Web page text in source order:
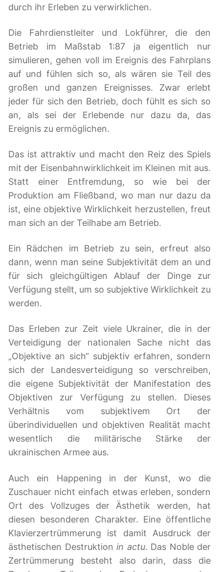
durch ihr Erleben zu verwirklichen.
Die Fahrdienstleiter und Lokführer, die den
Betrieb im Maßstab 1:87 ja eigentlich nur
simulieren, gehen voll im Ereignis des Fahrplans
auf und fühlen sich so, als wären sie Teil des
großen und ganzen Ereignisses. Zwar erlebt
jeder für sich den Betrieb, doch fühlt es sich so
an, als sei der Erlebende nur dazu da, das
Ereignis zu ermöglichen.
Das ist attraktiv und macht den Reiz des Spiels
mit der Eisenbahnwirklichkeit im Kleinen mit aus.
Statt einer Entfremdung, so wie bei der
Produktion am Fließband, wo man nur dazu da
ist, eine objektive Wirklichkeit herzustellen, freut
man sich an der Teilhabe am Betrieb.
Ein Rädchen im Betrieb zu sein, erfreut also
dann, wenn man seine Subjektivität dem an und
für sich gleichgültigen Ablauf der Dinge zur
Verfügung stellt, um so subjektive Wirklichkeit zu
werden.
Das Erleben zur Zeit viele Ukrainer, die in der
Verteidigung der nationalen Sache nicht das
„Objektive an sich“ subjektiv erfahren, sondern
sich der Landesverteidigung so verschreiben,
die eigene Subjektivität der Manifestation des
Objektiven zur Verfügung zu stellen. Dieses
Verhältnis vom subjektivem Ort der
überindividuellen und objektiven Realität macht
wesentlich die militärische Stärke der
ukrainischen Armee aus.
Auch ein Happening in der Kunst, wo die
Zuschauer nicht einfach etwas erleben, sondern
Ort des Vollzuges der Ästhetik werden, hat
diesen besonderen Charakter. Eine öffentliche
Klavierzertrümmerung ist damit Ausdruck der
ästhetischen Destruktion in actu. Das Noble der
Zertrümmerung besteht also darin, dass die